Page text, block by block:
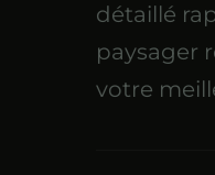
détaillé
paysager
votre